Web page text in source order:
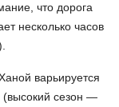
что дорога
несколько часов
варьируется
(высокий сезон —